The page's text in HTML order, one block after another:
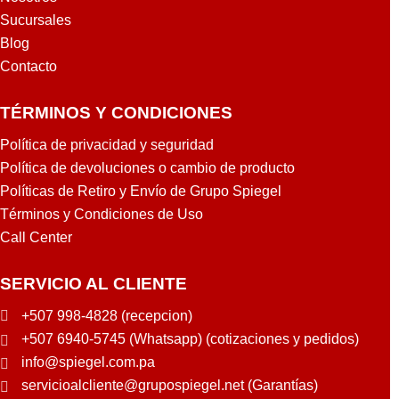
Sucursales
Blog
Contacto
TÉRMINOS Y CONDICIONES
Política de privacidad y seguridad
Política de devoluciones o cambio de producto
Políticas de Retiro y Envío de Grupo Spiegel
Términos y Condiciones de Uso
Call Center
SERVICIO AL CLIENTE
+507 998-4828 (recepcion)
+507 6940-5745 (Whatsapp) (cotizaciones y pedidos)
info@spiegel.com.pa
servicioalcliente@grupospiegel.net (Garantías)